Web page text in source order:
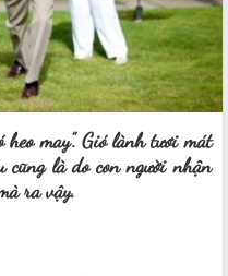
may”. Gió lành tươi mát
cũng là do con người nhận
ra vậy.